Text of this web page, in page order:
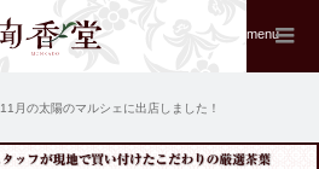
menu
11月の太陽のマルシェに出店しました！